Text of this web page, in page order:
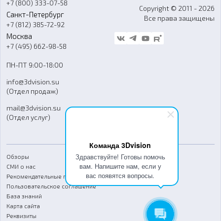
Команда 3Dvision
Здравствуйте! Готовы помочь
вам. Напишите нам, если у
вас появятся вопросы.
Контакты
Гос. закупки
Стать дилером
Блог
FAQ
+7 (800) 333-07-58
Санкт-Петербург
+7 (812) 385-72-92
Москва
+7 (495) 662-98-58
ПН-ПТ 9:00-18:00
info@3dvision.su
(Отдел продаж)
mail@3dvision.su
(Отдел услуг)
Copyright © 2011 - 2026
Все права защищены
Обзоры
СМИ о нас
Рекомендательные письма
Пользовательское соглашение
База знаний
Карта сайта
Реквизиты